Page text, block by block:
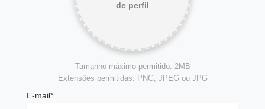
de perfil
Tamanho máximo permitido: 2MB
Extensões permitidas: PNG, JPEG ou JPG
E-mail*